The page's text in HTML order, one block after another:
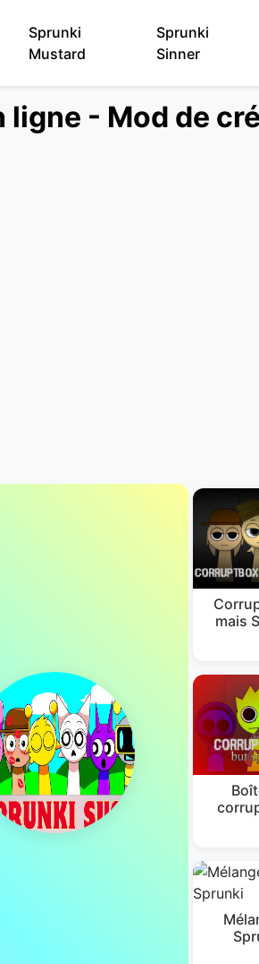
Sprunki
Mustard
Sprunki
Sinner
ligne - Mod de
mais